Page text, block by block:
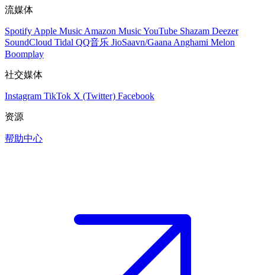
流媒体
Spotify Apple Music Amazon MusicYouTube Shazam Deezer
SoundCloud Tidal QQ音乐 JioSaavn/Gaana Anghami Melon
Boomplay
社交媒体
Instagram TikTok X (Twitter) Facebook
资源
帮助中心